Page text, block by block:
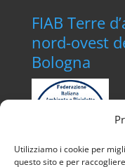
Utilizziamo i cookie per
questo sito e per
FIAB Terre
nord-ovest
Bologna